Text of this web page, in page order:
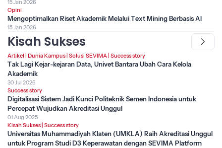
15 Jan 2026
Opini
Mengoptimalkan Riset Akademik Melalui Text Mining Berbasis AI
15 Jan 2026
Kisah Sukses
Artikel Dunia Kampus Solusi SEVIMA Success story
Tak Lagi Kejar-kejaran Data, Univet Bantara Ubah Cara Kelola
Akademik
30 Jul 2026
Success story
Digitalisasi Sistem Jadi Kunci Politeknik Semen Indonesia untuk
Percepat Wujudkan Akreditasi Unggul
01 Aug 2025
Kisah Sukses Success story
Universitas Muhammadiyah Klaten (UMKLA) Raih Akreditasi Unggul
untuk Program Studi D3 Keperawatan dengan SEVIMA Platform